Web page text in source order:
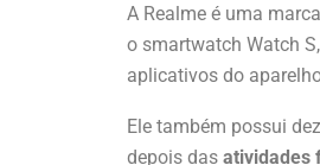
A Realme é uma
o smartwatch Watch
aplicativos do
Ele também possui
depois das atividades